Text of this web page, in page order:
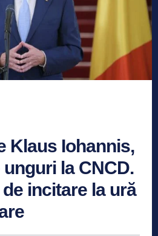
Klaus Iohannis,
la CNCD.
incitare la ură